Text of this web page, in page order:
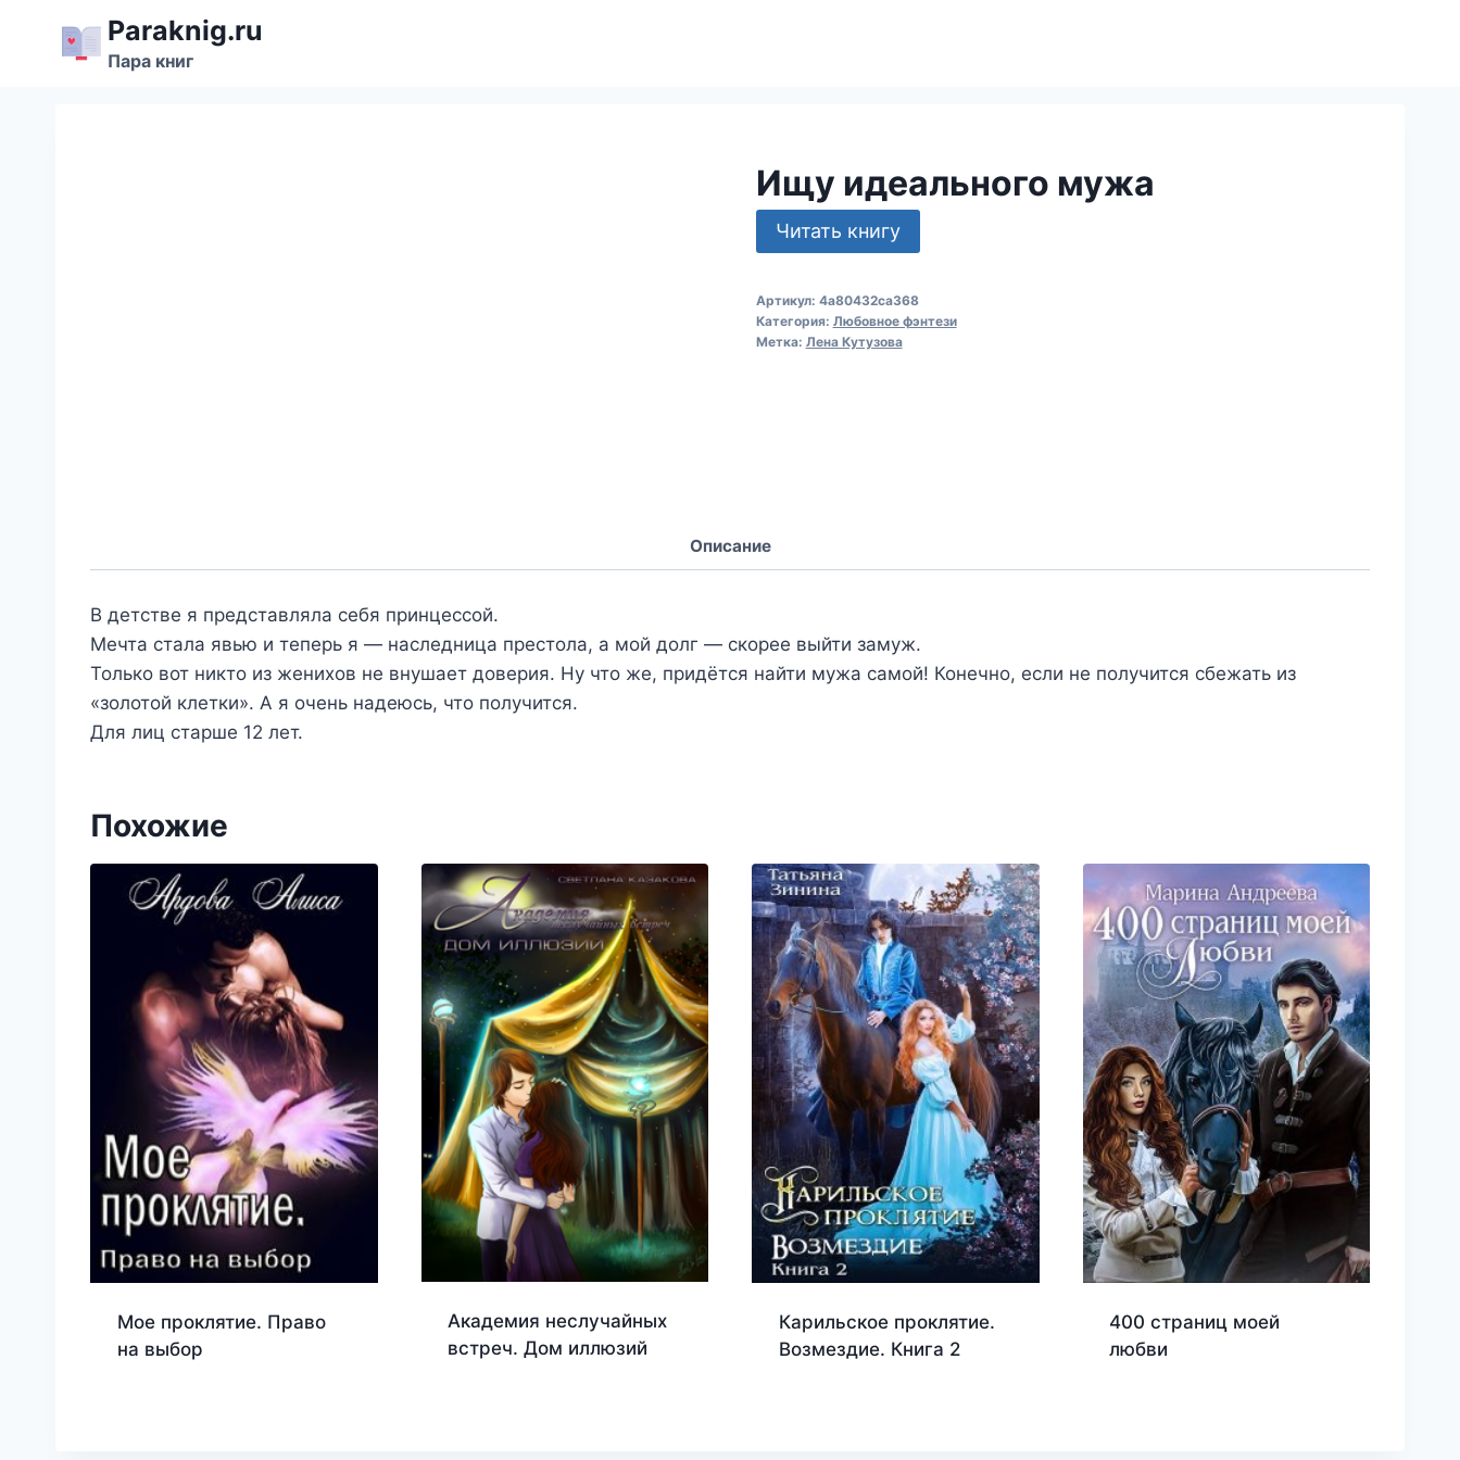
содержимому
Paraknig.ru
Пара книг
Ищу идеального мужа
Читать книгу
Артикул: 4a80432ca368
Категория: Любовное фэнтези
Метка: Лена Кутузова
Описание
В детстве я представляла себя принцессой.
Мечта стала явью и теперь я — наследница престола, а мой долг — скорее выйти замуж.
Только вот никто из женихов не внушает доверия. Ну что же, придётся найти мужа самой! Конечно, если не получится сбежать из
«золотой клетки». А я очень надеюсь, что получится.
Для лиц старше 12 лет.
Похожие
Мое проклятие. Право
на выбор
Академия неслучайных
встреч. Дом иллюзий
Карильское проклятие.
Возмездие. Книга 2
400 страниц моей
любви